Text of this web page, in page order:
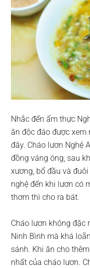
Nhắc đến ẩm thực
ăn độc đáo được
đây. Cháo lươn Nghệ
đồng váng óng, sau
xương, bổ đầu và
nghệ đến khi lươn có
thơm thì cho ra bát.
Cháo lươn không đặc
Ninh Bình mà khá
sánh. Khi ăn cho
nhất của cháo lươn.